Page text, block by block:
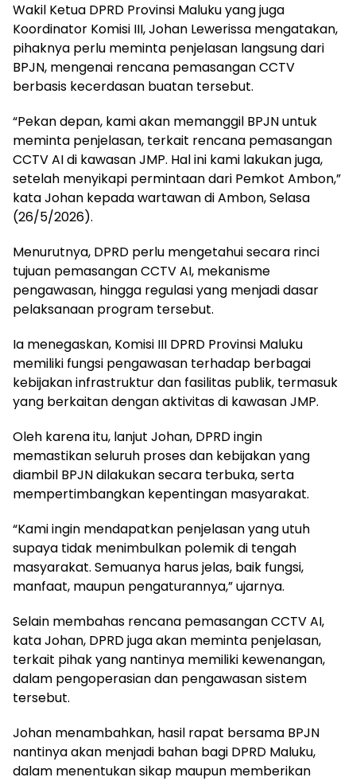
Wakil Ketua DPRD Provinsi Maluku yang juga
Koordinator Komisi III, Johan Lewerissa mengatakan,
pihaknya perlu meminta penjelasan langsung dari
BPJN, mengenai rencana pemasangan CCTV
berbasis kecerdasan buatan tersebut.
“Pekan depan, kami akan memanggil BPJN untuk
meminta penjelasan, terkait rencana pemasangan
CCTV AI di kawasan JMP. Hal ini kami lakukan juga,
setelah menyikapi permintaan dari Pemkot Ambon,”
kata Johan kepada wartawan di Ambon, Selasa
(26/5/2026).
Menurutnya, DPRD perlu mengetahui secara rinci
tujuan pemasangan CCTV AI, mekanisme
pengawasan, hingga regulasi yang menjadi dasar
pelaksanaan program tersebut.
Ia menegaskan, Komisi III DPRD Provinsi Maluku
memiliki fungsi pengawasan terhadap berbagai
kebijakan infrastruktur dan fasilitas publik, termasuk
yang berkaitan dengan aktivitas di kawasan JMP.
Oleh karena itu, lanjut Johan, DPRD ingin
memastikan seluruh proses dan kebijakan yang
diambil BPJN dilakukan secara terbuka, serta
mempertimbangkan kepentingan masyarakat.
“Kami ingin mendapatkan penjelasan yang utuh
supaya tidak menimbulkan polemik di tengah
masyarakat. Semuanya harus jelas, baik fungsi,
manfaat, maupun pengaturannya,” ujarnya.
Selain membahas rencana pemasangan CCTV AI,
kata Johan, DPRD juga akan meminta penjelasan,
terkait pihak yang nantinya memiliki kewenangan,
dalam pengoperasian dan pengawasan sistem
tersebut.
Johan menambahkan, hasil rapat bersama BPJN
nantinya akan menjadi bahan bagi DPRD Maluku,
dalam menentukan sikap maupun memberikan